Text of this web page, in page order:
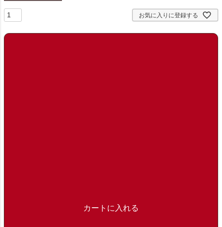
お気に入りに登録する
カートに入れる